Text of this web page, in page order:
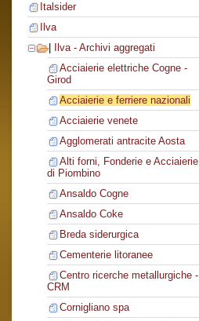
Italsider
Ilva
Ilva - Archivi aggregati
Acciaierie elettriche Cogne -
Girod
Acciaierie e ferriere nazionali
Acciaierie venete
Agglomerati antracite Aosta
Alti forni, Fonderie e Acciaierie
di Piombino
Ansaldo Cogne
Ansaldo Coke
Breda siderurgica
Cementerie litoranee
Centro ricerche metallurgiche -
CRM
Cornigliano spa